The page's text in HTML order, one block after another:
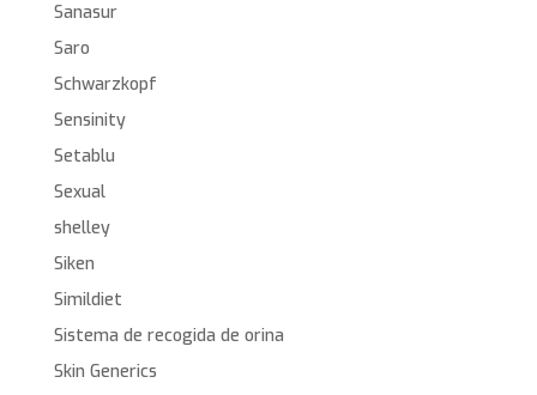
Sanasur
Saro
Schwarzkopf
Sensinity
Setablu
Sexual
shelley
Siken
Simildiet
Sistema de recogida de orina
Skin Generics